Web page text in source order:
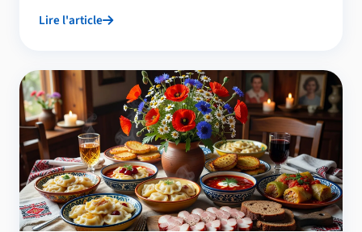
France.
Lire l'article